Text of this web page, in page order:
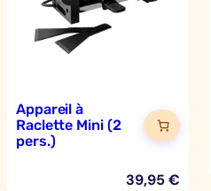
Appareil à
Raclette Mini (2
pers.)
39,95€